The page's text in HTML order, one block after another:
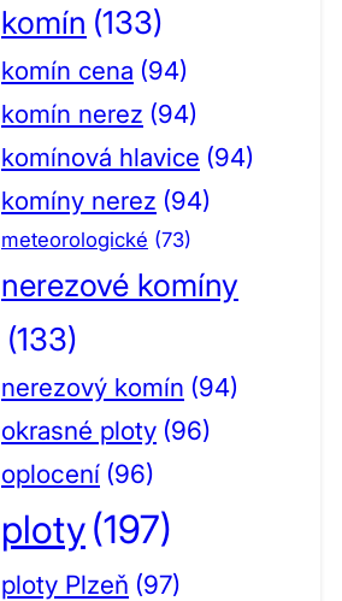
komín (133)
komín cena (94)
komín nerez (94)
komínová hlavice (94)
komíny nerez (94)
meteorologické (73)
nerezové komíny
(133)
nerezový komín (94)
okrasné ploty (96)
oplocení (96)
ploty(197)
ploty Plzeň (97)